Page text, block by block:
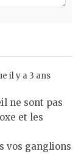
il y a 3 ans
ne sont pas
et les
vos ganglions